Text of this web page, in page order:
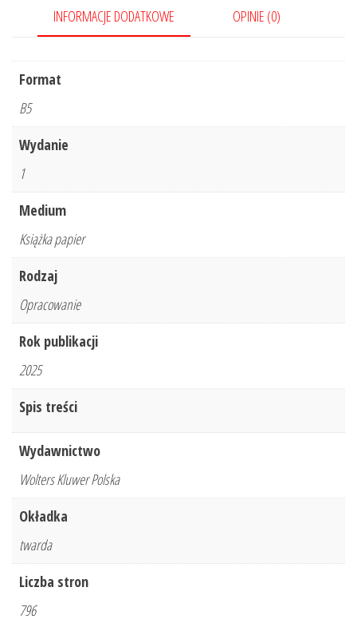
spółkach
kapitałowych
INFORMACJE DODATKOWE OPINIE (0)
Format
B5
Wydanie
1
Medium
Książka papier
Rodzaj
Opracowanie
Rok publikacji
2025
Spis treści
Wydawnictwo
Wolters Kluwer Polska
Okładka
twarda
Liczba stron
796